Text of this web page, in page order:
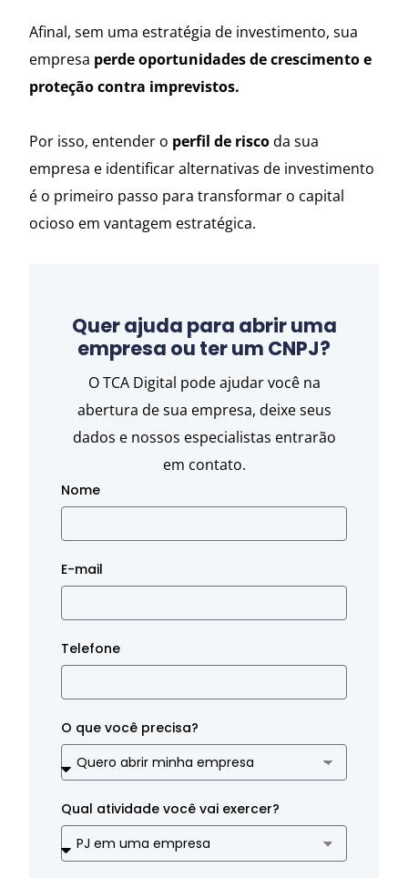
Afinal, sem uma estratégia de investimento, sua
empresa perde oportunidades de crescimento e
proteção contra imprevistos.
Por isso, entender o perfil de riscoda sua
empresa e identificar alternativas de investimento
é o primeiro passo para transformar o capital
ocioso em vantagem estratégica.
Quer ajuda para abrir uma
empresa ou ter um CNPJ?
O TCA Digital pode ajudar você na
abertura de sua empresa, deixe seus
dados e nossos especialistas entrarão
em contato.
Nome
E-mail
Telefone
O que você precisa?
Qual atividade você vai exercer?